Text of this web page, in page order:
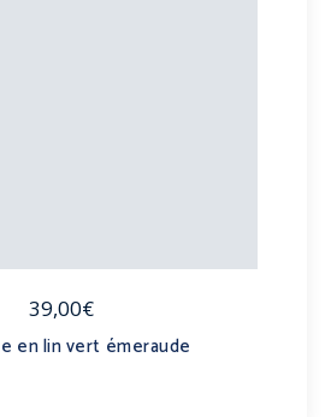
39,00€
en lin vert émeraude